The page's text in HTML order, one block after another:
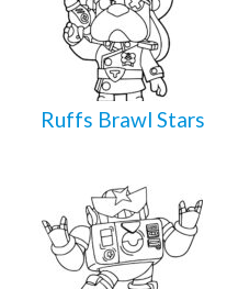
Ruffs Brawl Stars